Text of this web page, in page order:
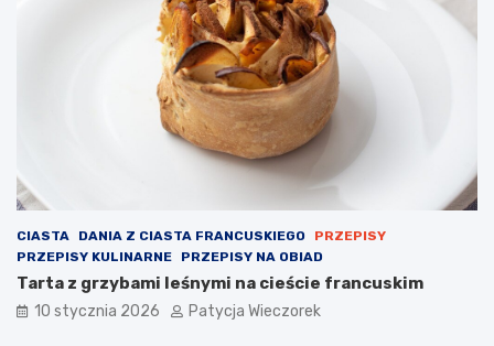
CIASTA DANIA Z CIASTA FRANCUSKIEGO
PRZEPISY
PRZEPISY KULINARNE
PRZEPISY NA OBIAD
Tarta z grzybami leśnymi na cieście francuskim
10 stycznia 2026 Patycja Wieczorek